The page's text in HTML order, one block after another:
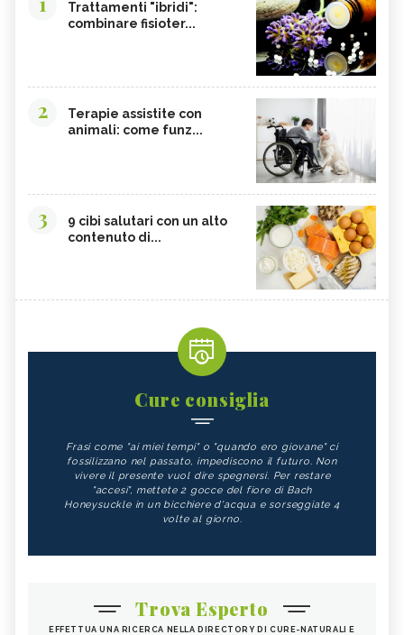
Trattamenti "ibridi":
combinare fisioter...
2
Terapie assistite con
animali: come funz...
3
9 cibi salutari con un alto
contenuto di...
Cure consiglia
Frasi come "ai miei tempi" o "quando ero giovane" ci
fossilizzano nel passato, impediscono il futuro. Non
vivere il presente vuol dire spegnersi. Per restare
"accesi", mettete 2 gocce del fiore di Bach
Honeysuckle in un bicchiere d'acqua e sorseggiate 4
volte al giorno.
Trova Esperto
EFFETTUA UNA RICERCA NELLA DIRECTORY DI CURE-NATURALI E